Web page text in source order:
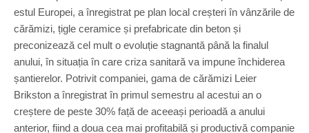
estul Europei, a înregistrat pe plan local creșteri în vânzările de
cărămizi, țigle ceramice și prefabricate din beton și
preconizează cel mult o evoluție stagnantă până la finalul
anului, în situația în care criza sanitară va impune închiderea
șantierelor. Potrivit companiei, gama de cărămizi Leier
Brikston a înregistrat în primul semestru al acestui an o
creștere de peste 30% față de aceeași perioadă a anului
anterior, fiind a doua cea mai profitabilă și productivă companie